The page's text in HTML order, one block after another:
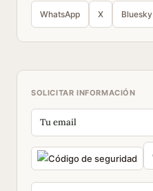
WhatsApp X Bluesky
SOLICITAR INFORMACIÓN